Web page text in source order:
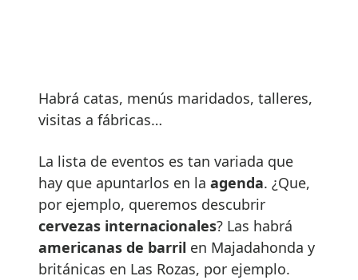
Habrá catas, menús maridados, talleres,
visitas a fábricas…
La lista de eventos es tan variada que
hay que apuntarlos en la agenda. ¿Que,
por ejemplo, queremos descubrir
cervezas internacionales? Las habrá
americanas de barril en Majadahonda y
británicas en Las Rozas, por ejemplo.